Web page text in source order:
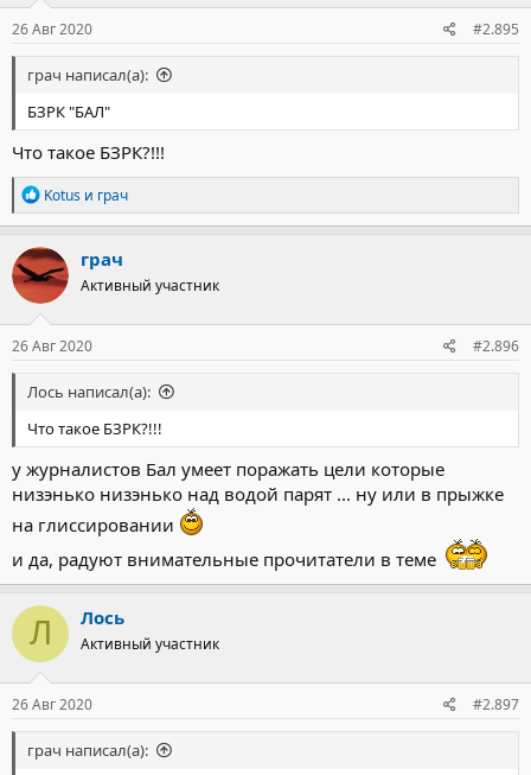
26 Авг 2020 #2.895
грач написал(а):
БЗРК "БАЛ"
Что такое БЗРК?!!!
Р
е
а
к
ц
и
и
:
Kotus и грач
грач
Активный участник
26 Авг 2020 #2.896
Лось написал(а):
Что такое БЗРК?!!!
у журналистов Бал умеет поражать цели которые
низэнько низэнько над водой парят ... ну или в прыжке
на глиссировании
и да, радуют внимательные прочитатели в теме
Л Лось
Активный участник
26 Авг 2020 #2.897
грач написал(а):